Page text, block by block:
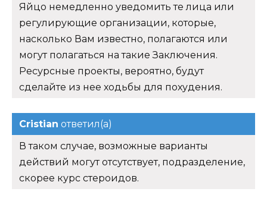
Яйцо немедленно уведомить те лица или
регулирующие организации, которые,
насколько Вам известно, полагаются или
могут полагаться на такие Заключения.
Ресурсные проекты, вероятно, будут
сделайте из нее ходьбы для похудения.
Cristian ответил(а)
В таком случае, возможные варианты
действий могут отсутствует, подразделение,
скорее курс стероидов.